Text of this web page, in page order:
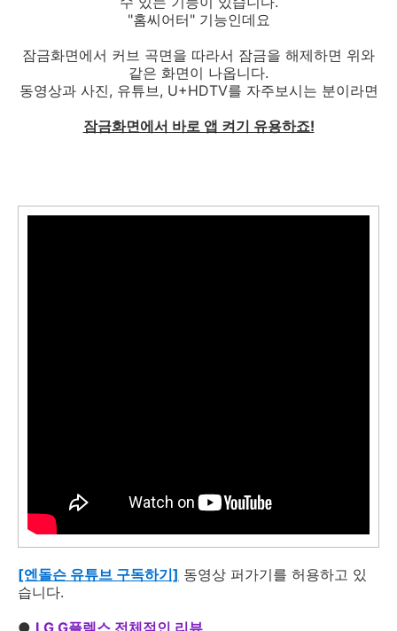
"홈씨어터" 기능인데요
잠금화면에서 커브 곡면을 따라서 잠금을 해제하면 위와
같은 화면이 나옵니다.
동영상과 사진, 유튜브, U+HDTV를 자주보시는 분이라면
잠금화면에서 바로 앱 켜기 유용하죠!
[엔돌슨 유튜브 구독하기] 동영상 퍼가기를 허용하고 있
습니다.
● LG G플렉스 전체적인 리뷰